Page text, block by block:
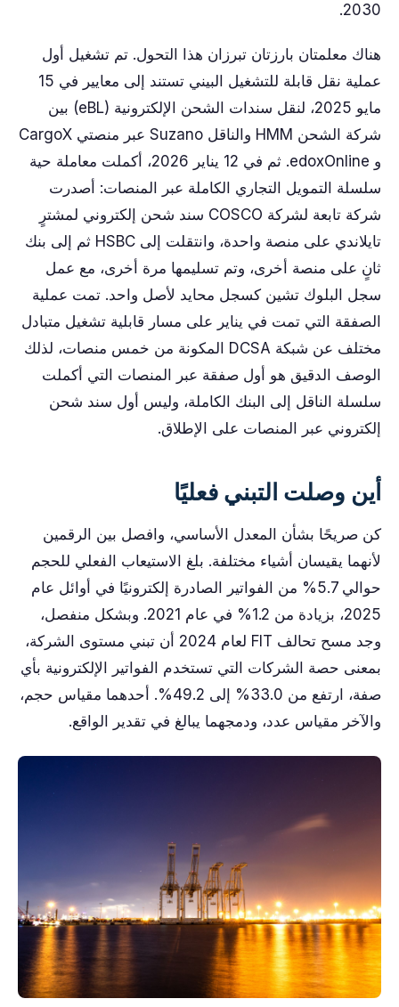
2030.
هناك معلمتان بارزتان تبرزان هذا التحول. تم تشغيل أول
عملية نقل قابلة للتشغيل البيني تستند إلى معايير في 15
مايو 2025، لنقل سندات الشحن الإلكترونية (eBL) بين
شركة الشحن HMM والناقل Suzano عبر منصتي CargoX
و edoxOnline. ثم في 12 يناير 2026، أكملت معاملة حية
سلسلة التمويل التجاري الكاملة عبر المنصات: أصدرت
شركة تابعة لشركة COSCO سند شحن إلكتروني لمشترٍ
تايلاندي على منصة واحدة، وانتقلت إلى HSBC ثم إلى بنك
ثانٍ على منصة أخرى، وتم تسليمها مرة أخرى، مع عمل
سجل البلوك تشين كسجل محايد لأصل واحد. تمت عملية
الصفقة التي تمت في يناير على مسار قابلية تشغيل متبادل
مختلف عن شبكة DCSA المكونة من خمس منصات، لذلك
الوصف الدقيق هو أول صفقة عبر المنصات التي أكملت
سلسلة الناقل إلى البنك الكاملة، وليس أول سند شحن
إلكتروني عبر المنصات على الإطلاق.
أين وصلت التبني فعليًا
كن صريحًا بشأن المعدل الأساسي، وافصل بين الرقمين
لأنهما يقيسان أشياء مختلفة. بلغ الاستيعاب الفعلي للحجم
حوالي 5.7% من الفواتير الصادرة إلكترونيًا في أوائل عام
2025، بزيادة من 1.2% في عام 2021. وبشكل منفصل،
وجد مسح تحالف FIT لعام 2024 أن تبني مستوى الشركة،
بمعنى حصة الشركات التي تستخدم الفواتير الإلكترونية بأي
صفة، ارتفع من 33.0% إلى 49.2%. أحدهما مقياس حجم،
والآخر مقياس عدد، ودمجهما يبالغ في تقدير الواقع.